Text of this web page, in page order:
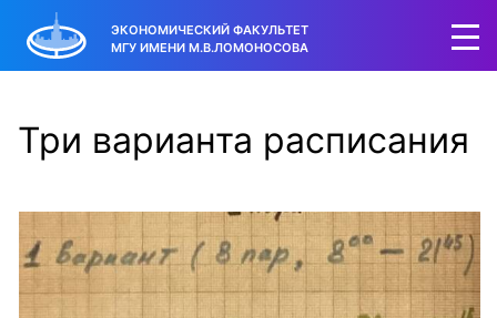
ЭКОНОМИЧЕСКИЙ ФАКУЛЬТЕТ
МГУ ИМЕНИ М.В.ЛОМОНОСОВА
Три варианта расписания